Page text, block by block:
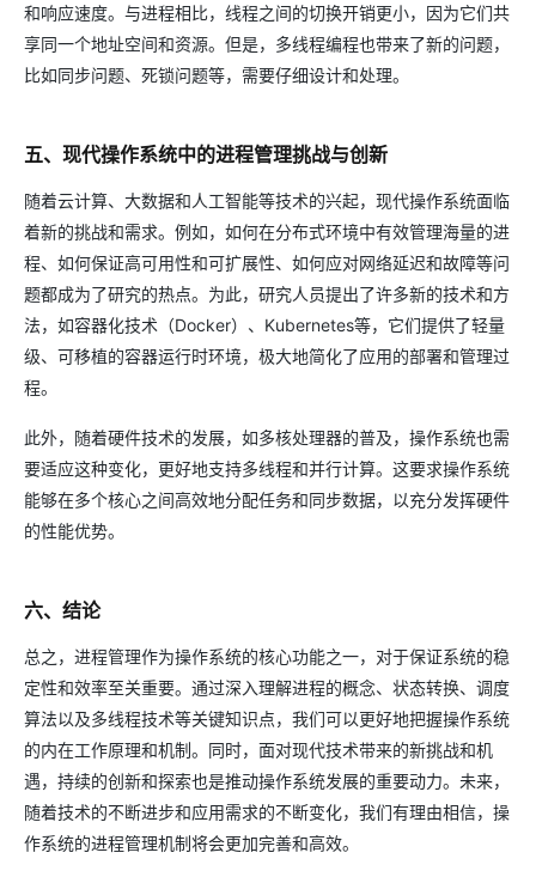
和响应速度。与进程相比，线程之间的切换开销更小，因为它们共
享同一个地址空间和资源。但是，多线程编程也带来了新的问题，
比如同步问题、死锁问题等，需要仔细设计和处理。
五、现代操作系统中的进程管理挑战与创新
随着云计算、大数据和人工智能等技术的兴起，现代操作系统面临
着新的挑战和需求。例如，如何在分布式环境中有效管理海量的进
程、如何保证高可用性和可扩展性、如何应对网络延迟和故障等问
题都成为了研究的热点。为此，研究人员提出了许多新的技术和方
法，如容器化技术（Docker）、Kubernetes等，它们提供了轻量
级、可移植的容器运行时环境，极大地简化了应用的部署和管理过
程。
此外，随着硬件技术的发展，如多核处理器的普及，操作系统也需
要适应这种变化，更好地支持多线程和并行计算。这要求操作系统
能够在多个核心之间高效地分配任务和同步数据，以充分发挥硬件
的性能优势。
六、结论
总之，进程管理作为操作系统的核心功能之一，对于保证系统的稳
定性和效率至关重要。通过深入理解进程的概念、状态转换、调度
算法以及多线程技术等关键知识点，我们可以更好地把握操作系统
的内在工作原理和机制。同时，面对现代技术带来的新挑战和机
遇，持续的创新和探索也是推动操作系统发展的重要动力。未来，
随着技术的不断进步和应用需求的不断变化，我们有理由相信，操
作系统的进程管理机制将会更加完善和高效。